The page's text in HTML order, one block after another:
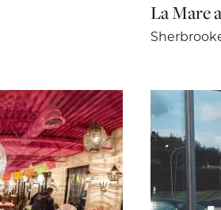
La Mare